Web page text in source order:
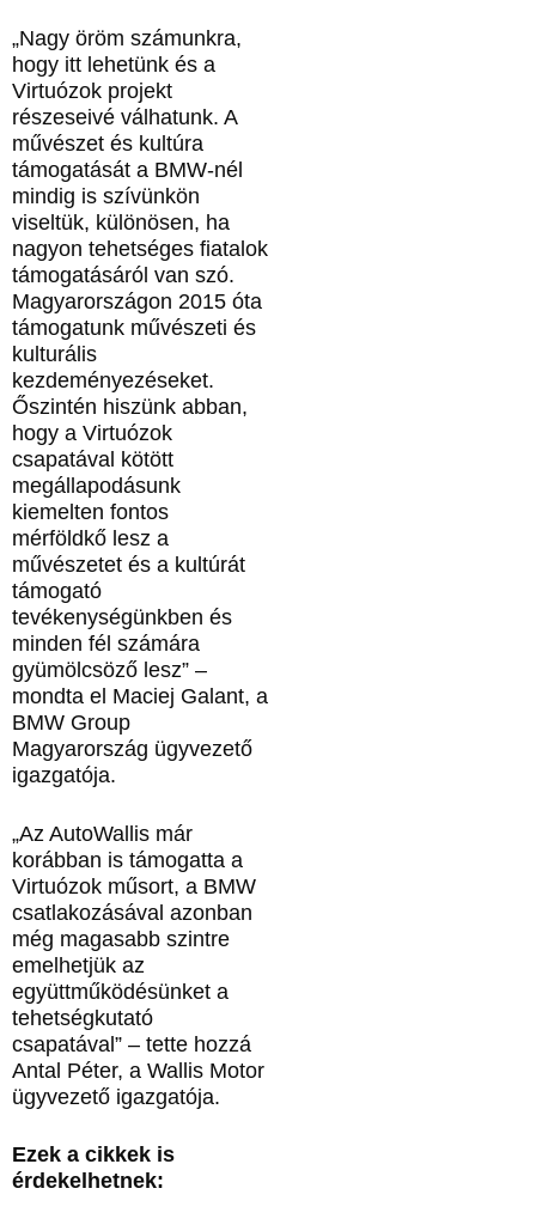
„Nagy öröm számunkra,
hogy itt lehetünk és a
Virtuózok projekt
részeseivé válhatunk. A
művészet és kultúra
támogatását a BMW-nél
mindig is szívünkön
viseltük, különösen, ha
nagyon tehetséges fiatalok
támogatásáról van szó.
Magyarországon 2015 óta
támogatunk művészeti és
kulturális
kezdeményezéseket.
Őszintén hiszünk abban,
hogy a Virtuózok
csapatával kötött
megállapodásunk
kiemelten fontos
mérföldkő lesz a
művészetet és a kultúrát
támogató
tevékenységünkben és
minden fél számára
gyümölcsöző lesz” –
mondta el Maciej Galant, a
BMW Group
Magyarország ügyvezető
igazgatója.
„Az AutoWallis már
korábban is támogatta a
Virtuózok műsort, a BMW
csatlakozásával azonban
még magasabb szintre
emelhetjük az
együttműködésünket a
tehetségkutató
csapatával” – tette hozzá
Antal Péter, a Wallis Motor
ügyvezető igazgatója.
Ezek a cikkek is
érdekelhetnek: